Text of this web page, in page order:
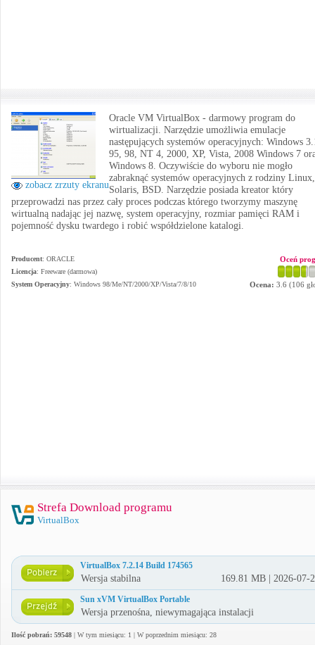
zobacz zrzuty ekranu
Oracle VM VirtualBox - darmowy program do
wirtualizacji. Narzędzie umożliwia emulacje
następujących systemów operacyjnych: Windows
95, 98, NT 4, 2000, XP, Vista, 2008 Windows 7
Windows 8. Oczywiście do wyboru nie mogło
zabraknąć systemów operacyjnych z rodziny Linux,
Solaris, BSD. Narzędzie posiada kreator który
przeprowadzi nas przez cały proces podczas którego tworzymy maszynę
wirtualną nadając jej nazwę, system operacyjny, rozmiar pamięci RAM i
pojemność dysku twardego i robić współdzielone katalogi.
Producent: ORACLE
Licencja: Freeware (darmowa)
System Operacyjny: Windows 98/Me/NT/2000/XP/Vista/7/8/10
Oceń
Ocena: 3.6 (106
Strefa Download programu
VirtualBox
VirtualBox 7.2.14 Build 174565
Wersja stabilna 169.81 MB | 2026-07-
Sun xVM VirtualBox Portable
Wersja przenośna, niewymagająca instalacji
Ilość pobrań: 59548 | W tym miesiącu: 1 | W poprzednim miesiącu: 28